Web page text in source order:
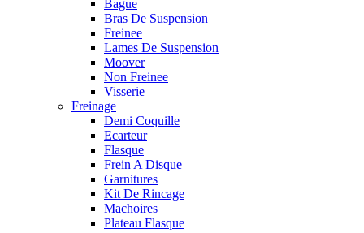
Bague
Bras De Suspension
Freinee
Lames De Suspension
Moover
Non Freinee
Visserie
Freinage
Demi Coquille
Ecarteur
Flasque
Frein A Disque
Garnitures
Kit De Rincage
Machoires
Plateau Flasque